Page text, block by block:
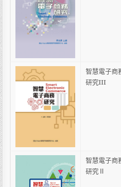
智慧電子商
研究III
智慧電子商
研究Ⅱ